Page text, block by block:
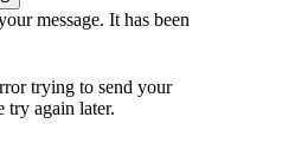
message. It has been
trying to send your
try again later.